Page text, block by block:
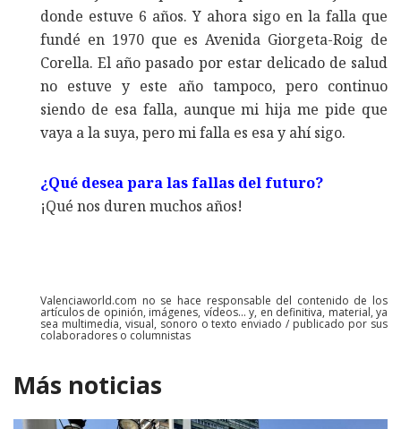
donde estuve 6 años. Y ahora sigo en la falla que
fundé en 1970 que es Avenida Giorgeta-Roig de
Corella. El año pasado por estar delicado de salud
no estuve y este año tampoco, pero continuo
siendo de esa falla, aunque mi hija me pide que
vaya a la suya, pero mi falla es esa y ahí sigo.
¿Qué desea para las fallas del futuro?
¡Qué nos duren muchos años!
Valenciaworld.com no se hace responsable del contenido de los
artículos de opinión, imágenes, vídeos... y, en definitiva, material, ya
sea multimedia, visual, sonoro o texto enviado / publicado por sus
colaboradores o columnistas
Más noticias